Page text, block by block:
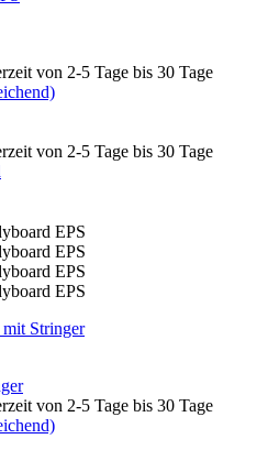
von 2-5 Tage bis 30 Tage
von 2-5 Tage bis 30 Tage
von 2-5 Tage bis 30 Tage